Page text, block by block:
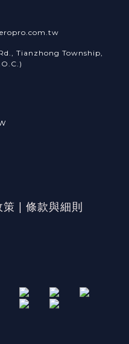
Tianzhong Township,
策 條款與細則